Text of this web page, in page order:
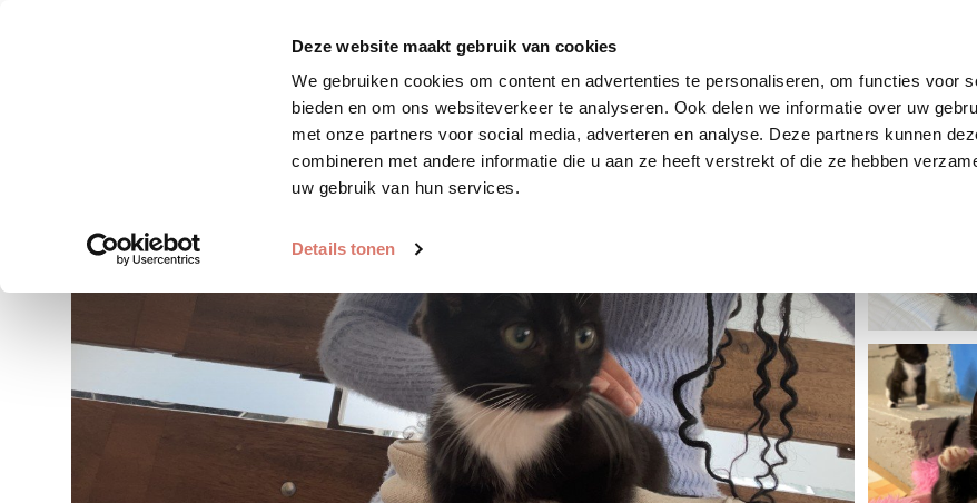
Deze website maakt gebruik van cookies
We gebruiken cookies om content en advertenties te personaliseren, om functies voor
bieden en om ons websiteverkeer te analyseren. Ook delen we informatie over uw
met onze partners voor social media, adverteren en analyse. Deze partners kunnen
combineren met andere informatie die u aan ze heeft verstrekt of die ze hebben
uw gebruik van hun services.
Details tonen
Zoek huisdier Plaats huisdier Hoe werkt het?